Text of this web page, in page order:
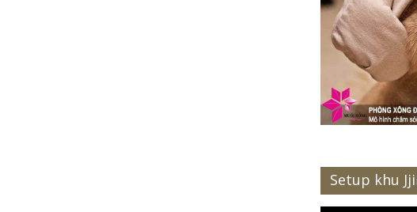
Setup khu